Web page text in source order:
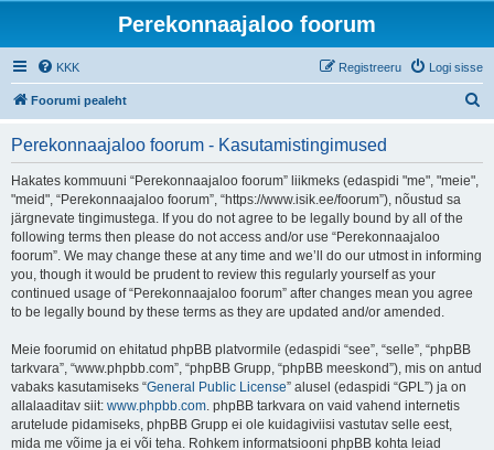
Perekonnaajaloo foorum
KKK Logi sisse
Registreeru
Foorumi pealeht
Perekonnaajaloo foorum - Kasutamistingimused
Hakates kommuuni “Perekonnaajaloo foorum” liikmeks (edaspidi "me", "meie",
"meid", “Perekonnaajaloo foorum”, “https://www.isik.ee/foorum”), nõustud sa
järgnevate tingimustega. If you do not agree to be legally bound by all of the
following terms then please do not access and/or use “Perekonnaajaloo
foorum”. We may change these at any time and we’ll do our utmost in informing
you, though it would be prudent to review this regularly yourself as your
continued usage of “Perekonnaajaloo foorum” after changes mean you agree
to be legally bound by these terms as they are updated and/or amended.
Meie foorumid on ehitatud phpBB platvormile (edaspidi “see”, “selle”, “phpBB
tarkvara”, “www.phpbb.com”, “phpBB Grupp, “phpBB meeskond”), mis on antud
vabaks kasutamiseks “General Public License” alusel (edaspidi “GPL”) ja on
allalaaditav siit: www.phpbb.com. phpBB tarkvara on vaid vahend internetis
arutelude pidamiseks, phpBB Grupp ei ole kuidagiviisi vastutav selle eest,
mida me võime ja ei või teha. Rohkem informatsiooni phpBB kohta leiad